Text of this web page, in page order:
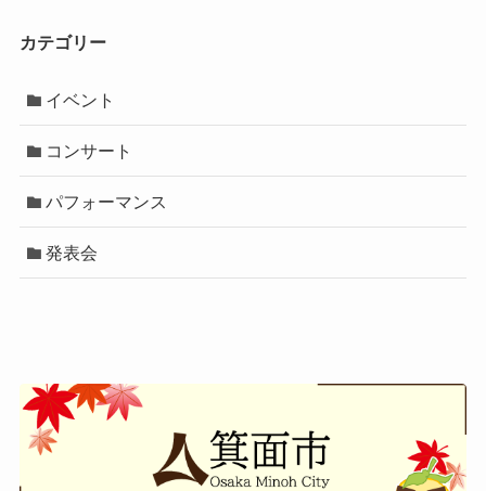
カテゴリー
イベント
コンサート
パフォーマンス
発表会